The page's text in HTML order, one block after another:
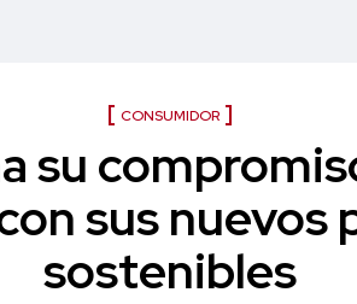
CONSUMIDOR
su
sus nuevos
sostenibles